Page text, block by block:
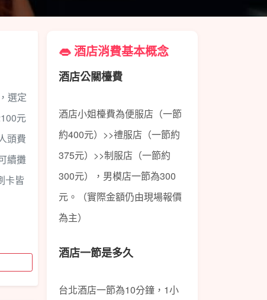
選定
元
頭費
續攤
卡皆
👄 酒店消費基本概念
酒店公關檯費
酒店小姐檯費為便服店（一節
約400元）>>禮服店（一節約
375元）>>制服店（一節約
300元），男模店一節為300
元。（實際金額仍由現場報價
為主）
酒店一節是多久
台北酒店一節為10分鐘，1小